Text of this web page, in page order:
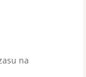
na